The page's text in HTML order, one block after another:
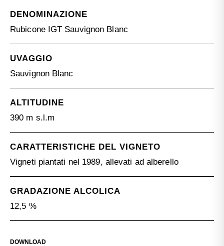
DENOMINAZIONE
Rubicone IGT Sauvignon Blanc
UVAGGIO
Sauvignon Blanc
ALTITUDINE
390 m s.l.m
CARATTERISTICHE DEL VIGNETO
Vigneti piantati nel 1989, allevati ad alberello
GRADAZIONE ALCOLICA
12,5 %
DOWNLOAD